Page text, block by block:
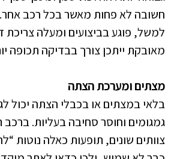
חשובה לא פחות מאשר בכל רכב אחר.
למשל, פוגע בביצועים ומעלה
מאובקת ייתכן צורך בבדיקה תכופה
מצתים ומערכת הצתה
בלאי במצתים או בכבלי הצתה יכול
גמגומים וחוסר סחיבה בעליות.
צוותים שונים, תופעות כאלה נוטות